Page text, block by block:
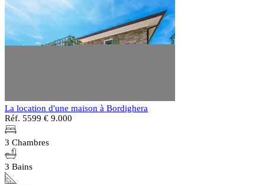
La location d'une maison à Bordighera
Réf. 5599 € 9.000
3 Chambres
3 Bains